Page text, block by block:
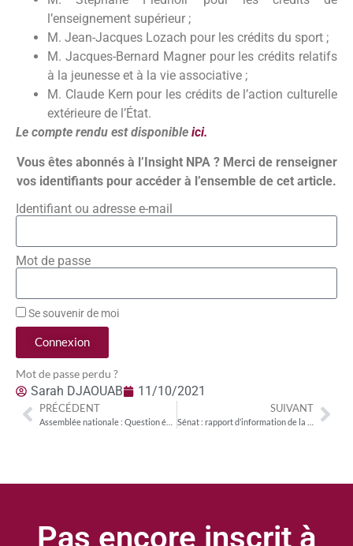
l’enseignement supérieur ;
M. Jean-Jacques Lozach pour les crédits du sport ;
M. Jacques-Bernard Magner pour les crédits relatifs
à la jeunesse et à la vie associative ;
M. Claude Kern pour les crédits de l’action culturelle
extérieure de l’État.
Le compte rendu est disponible ici.
Vous êtes abonnés à l’Insight NPA ? Merci de renseigner
vos identifiants pour accéder à l’ensemble de cet article.
Identifiant ou adresse e-mail
Mot de passe
Se souvenir de moi
Connexion
Mot de passe perdu ?
Sarah DJAOUAB 11/10/2021
PRÉCÉDENT SUIVANT
Pas encore inscrit à